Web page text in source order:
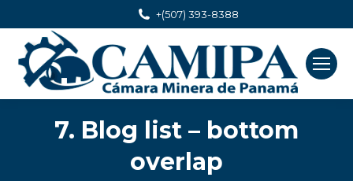
+(507) 393-8388
7. Blog list – bottom
overlap